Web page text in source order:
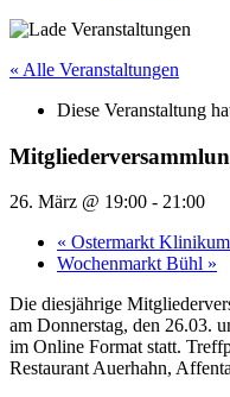
« Alle Veranstaltungen
Diese Veranstaltung
26. März @ 19:00 - 21:00
« Ostermarkt
Wochenmarkt Bühl »
Die diesjährige
am Donnerstag, den 26.03.
im Online Format statt.
Restaurant Auerhahn,